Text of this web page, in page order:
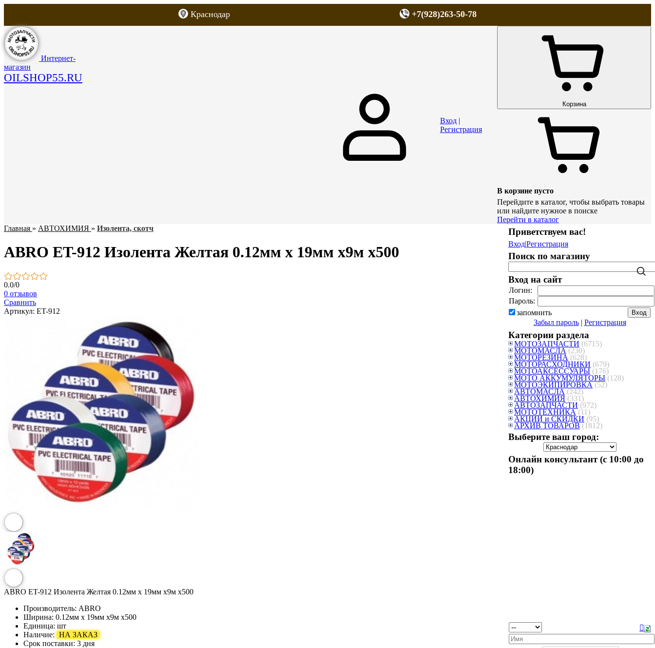
Краснодар +7(928)263-50-78
Интернет-
магазин
OILSHOP55.RU
ДОСТАВКА
Вход|
Регистрация
Корзина
В корзине пусто
Перейдите в каталог, чтобы выбрать товары
или найдите нужное в поиске
Перейти в каталог
Главная » АВТОХИМИЯ » Изолента, скотч
ABRO ET-912 Изолента Желтая 0.12мм х 19мм х9м х500
0.0/0
0 отзывов
Сравнить
Артикул: ET-912
ABRO ET-912 Изолента Желтая 0.12мм х 19мм х9м х500
Производитель: ABRO
Ширина: 0.12мм х 19мм х9м х500
Единица: шт
Наличие: НА ЗАКАЗ
Срок поставки: 3 дня
Приветствуем вас!
Вход|Регистрация
Поиск по магазину
Вход на сайт
Логин:
Пароль:
запомнить
Забыл пароль| Регистрация
Категории раздела
МОТОЗАПЧАСТИ (6715)
МОТОМАСЛА (230)
МОТОРЕЗИНА (628)
МОТОРАСХОДНИКИ (679)
МОТОАКСЕССУАРЫ (176)
МОТО АККУМУЛЯТОРЫ (128)
МОТОЭКИПИРОВКА (52)
АВТОМАСЛА (242)
АВТОХИМИЯ (331)
АВТОЗАПЧАСТИ (972)
МОТОТЕХНИКА (11)
АКЦИИ и СКИДКИ (95)
АРХИВ ТОВАРОВ (1812)
Выберите ваш город:
Онлайн консультант (с 10:00 до
18:00)